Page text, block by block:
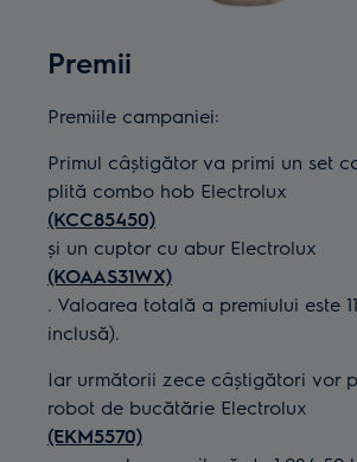
Premii
Premiile campaniei:
Primul câștigător va primi un set
plită combo hob Electrolux
(KCC85450)
și un cuptor cu abur Electrolux
(KOAAS31WX)
. Valoarea totală a premiului este
inclusă).
Iar următorii zece câștigători vor
robot de bucătărie Electrolux
(EKM5570)